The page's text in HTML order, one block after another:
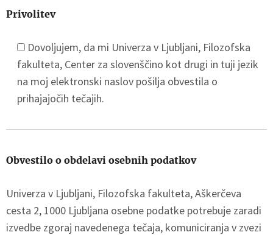
Privolitev
Dovoljujem, da mi Univerza v Ljubljani, Filozofska
fakulteta, Center za slovenščino kot drugi in tuji jezik
na moj elektronski naslov pošilja obvestila o
prihajajočih tečajih.
Obvestilo o obdelavi osebnih podatkov
Univerza v Ljubljani, Filozofska fakulteta, Aškerčeva
cesta 2, 1000 Ljubljana osebne podatke potrebuje zaradi
izvedbe zgoraj navedenega tečaja, komuniciranja v zvezi